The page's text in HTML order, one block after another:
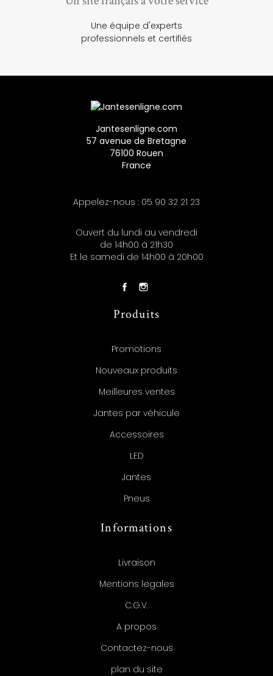
Une équipe d'experts
professionnels et certifiés
Jantesenligne.com
57 avenue de Bretagne
76100 Rouen
France
Appelez-nous : 05 90 32 21 23
Ouvert du lundi au vendredi
de 14h00 à 21h30
Et le samedi de 14h00 à 20h00
Produits
Promotions
Nouveaux produits
Meilleures ventes
Jantes par véhicule
Accessoires
LED
Jantes
Pneus
Informations
Livraison
Mentions legales
C.G.V.
A propos
Contactez-nous
plan du site